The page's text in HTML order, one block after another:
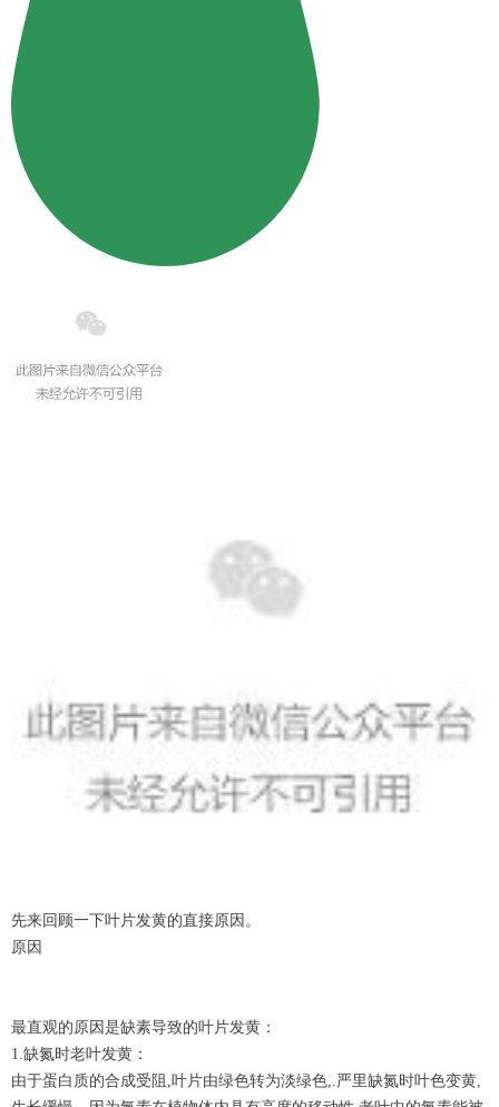
先来回顾一下叶片发黄的直接原因。
原因
最直观的原因是缺素导致的叶片发黄：
1.缺氮时老叶发黄：
由于蛋白质的合成受阻,叶片由绿色转为淡绿色,.严里缺氮时叶色变黄,